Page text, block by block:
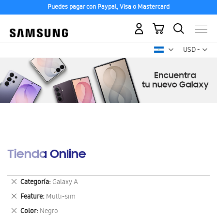
Puedes pagar con Paypal, Visa o Mastercard
USD -
dólar
Mi carrito
Tienda Online
Categoría Galaxy A
Eliminar
este
artículo
Feature Multi-sim
Eliminar
este
Color Negro
Eliminar